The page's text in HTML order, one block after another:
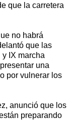
que la carretera
no habrá
que las
IX marcha
una
por vulnerar los
anunció que los
preparando